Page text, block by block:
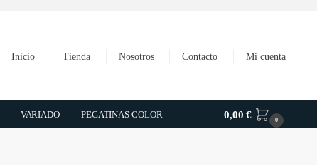
Inicio
Tienda Nosotros Contacto Mi cuenta
VARIADO PEGATINAS COLOR 0,00€ 0